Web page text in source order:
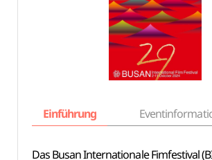
Einführung
Das Busan Internationale Fimfestival